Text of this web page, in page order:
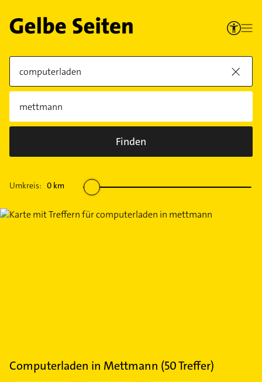
Finden
Umkreis: 0 km
Computerladen in Mettmann (50Treffer)